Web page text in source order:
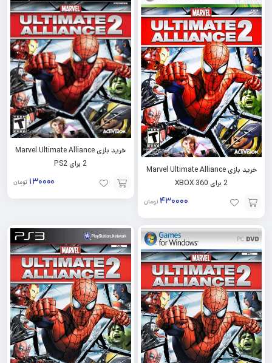
خرید بازی Marvel Ultimate Alliance
2 برای XBOX 360
۴۳۰۰۰۰ تومان
افزودن
به
سبد
خرید بازی Marvel Ultimate Alliance
2 برای PS2
۱۳۰۰۰۰ تومان
افزودن
سبد